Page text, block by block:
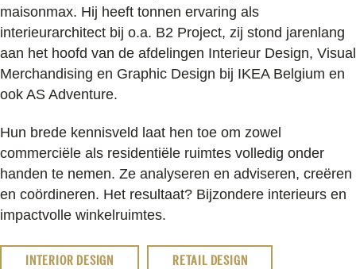
maisonmax. Hij heeft tonnen ervaring als
interieurarchitect bij o.a. B2 Project, zij stond jarenlang
aan het hoofd van de afdelingen Interieur Design, Visual
Merchandising en Graphic Design bij IKEA Belgium en
ook AS Adventure.
Hun brede kennisveld laat hen toe om zowel
commerciële als residentiële ruimtes volledig onder
handen te nemen. Ze analyseren en adviseren, creëren
en coördineren. Het resultaat? Bijzondere interieurs en
impactvolle winkelruimtes.
INTERIOR DESIGN RETAIL DESIGN